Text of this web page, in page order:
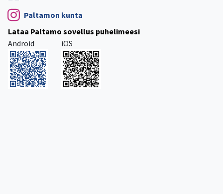
Paltamon kunta
Lataa Paltamo sovellus puhelimeesi
Android
iOS